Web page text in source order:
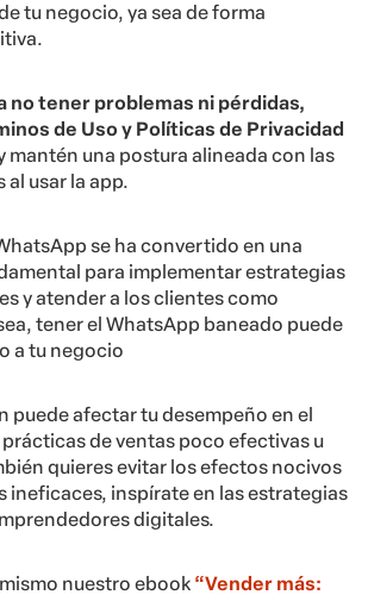
tu negocio, ya sea de forma
no tener problemas ni pérdidas,
de Uso y Políticas de Privacidad
mantén una postura alineada con las
al usar la app.
se ha convertido en una
para implementar estrategias
y atender a los clientes como
tener el WhatsApp baneado puede
a tu negocio
puede afectar tu desempeño en el
de ventas poco efectivas u
quieres evitar los efectos nocivos
ineficaces, inspírate en las estrategias
digitales.
nuestro ebook “Vender más: